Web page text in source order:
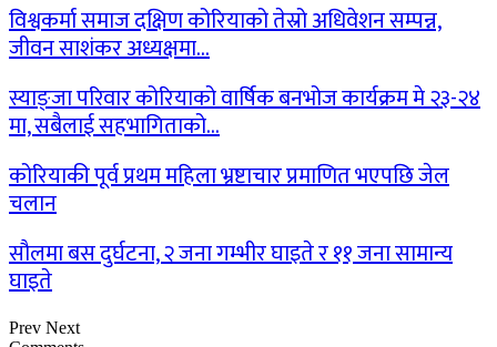
विश्वकर्मा समाज दक्षिण कोरियाको तेस्रो अधिवेशन सम्पन्न,
जीवन साशंकर अध्यक्षमा…
स्याङ्जा परिवार कोरियाको वार्षिक बनभोज कार्यक्रम मे २३-२४
मा, सबैलाई सहभागिताको…
कोरियाकी पूर्व प्रथम महिला भ्रष्टाचार प्रमाणित भएपछि जेल
चलान
सौलमा बस दुर्घटना, २ जना गम्भीर घाइते र ११ जना सामान्य
घाइते
Prev Next